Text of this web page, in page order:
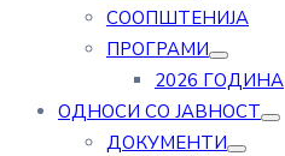
СООПШТЕНИЈА
ПРОГРАМИ
2026 ГОДИНА
ОДНОСИ СО ЈАВНОСТ
ДОКУМЕНТИ